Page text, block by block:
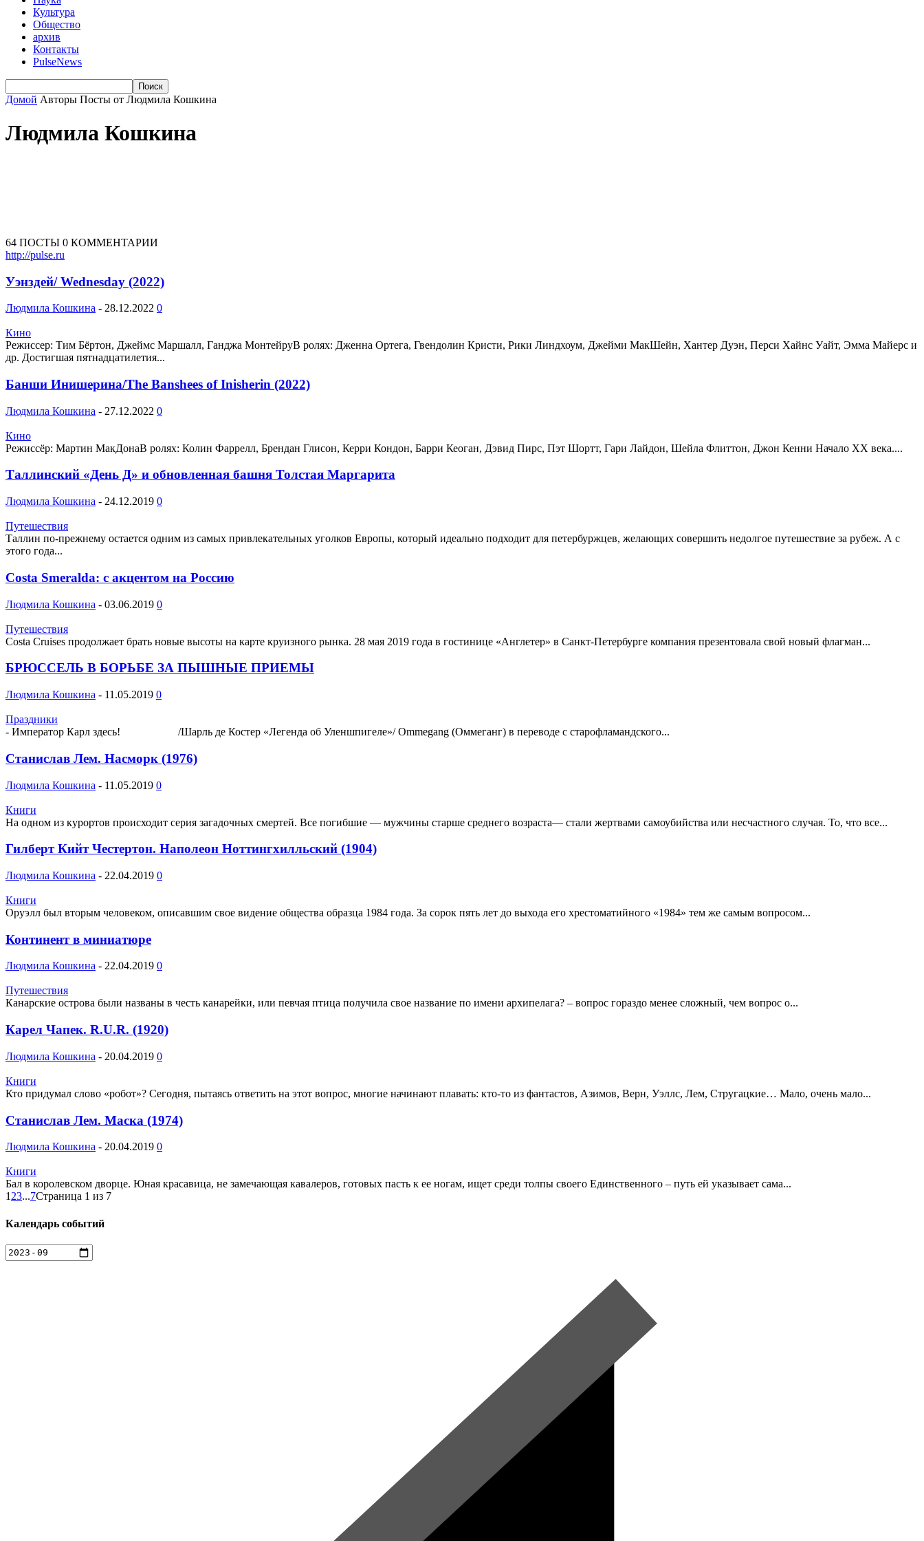
Культура
Общество
архив
Контакты
PulseNews
Домой Авторы Посты от Людмила Кошкина
Людмила Кошкина
64 ПОСТЫ 0 КОММЕНТАРИИ
http://pulse.ru
Уэнздей/ Wednesday (2022)
Людмила Кошкина - 28.12.2022 0
Кино
Режиссер: Тим Бёртон, Джеймс Маршалл, Ганджа МонтейруВ ролях: Дженна Ортега, Гвендолин Кристи, Рики Линдхоум, Джейми МакШейн, Хантер Дуэн, Перси Хайнс Уайт, Эмма Майерс и
др. Достигшая пятнадцатилетия...
Банши Инишерина/The Banshees of Inisherin (2022)
Людмила Кошкина - 27.12.2022 0
Кино
Режиссёр: Мартин МакДонаВ ролях: Колин Фаррелл, Брендан Глисон, Керри Кондон, Барри Кеоган, Дэвид Пирс, Пэт Шортт, Гари Лайдон, Шейла Флиттон, Джон Кенни Начало XX века....
Таллинский «День Д» и обновленная башня Толстая Маргарита
Людмила Кошкина - 24.12.2019 0
Путешествия
Таллин по-прежнему остается одним из самых привлекательных уголков Европы, который идеально подходит для петербуржцев, желающих совершить недолгое путешествие за рубеж. А с
этого года...
Costa Smeralda: с акцентом на Россию
Людмила Кошкина - 03.06.2019 0
Путешествия
Costa Cruises продолжает брать новые высоты на карте круизного рынка. 28 мая 2019 года в гостинице «Англетер» в Санкт-Петербурге компания презентовала свой новый флагман...
БРЮССЕЛЬ В БОРЬБЕ ЗА ПЫШНЫЕ ПРИЕМЫ
Людмила Кошкина - 11.05.2019 0
Праздники
- Император Карл здесь! /Шарль де Костер «Легенда об Уленшпигеле»/ Ommegang (Оммеганг) в переводе с старофламандского...
Станислав Лем. Насморк (1976)
Людмила Кошкина - 11.05.2019 0
Книги
На одном из курортов происходит серия загадочных смертей. Все погибшие — мужчины старше среднего возраста— стали жертвами самоубийства или несчастного случая. То, что все...
Гилберт Кийт Честертон. Наполеон Ноттингхилльский (1904)
Людмила Кошкина - 22.04.2019 0
Книги
Оруэлл был вторым человеком, описавшим свое видение общества образца 1984 года. За сорок пять лет до выхода его хрестоматийного «1984» тем же самым вопросом...
Континент в миниатюре
Людмила Кошкина - 22.04.2019 0
Путешествия
Канарские острова были названы в честь канарейки, или певчая птица получила свое название по имени архипелага? – вопрос гораздо менее сложный, чем вопрос о...
Карел Чапек. R.U.R. (1920)
Людмила Кошкина - 20.04.2019 0
Книги
Кто придумал слово «робот»? Сегодня, пытаясь ответить на этот вопрос, многие начинают плавать: кто-то из фантастов, Азимов, Верн, Уэллс, Лем, Стругацкие… Мало, очень мало...
Станислав Лем. Маска (1974)
Людмила Кошкина - 20.04.2019 0
Книги
Бал в королевском дворце. Юная красавица, не замечающая кавалеров, готовых пасть к ее ногам, ищет среди толпы своего Единственного – путь ей указывает сама...
1 23...7Страница 1 из 7
Календарь событий